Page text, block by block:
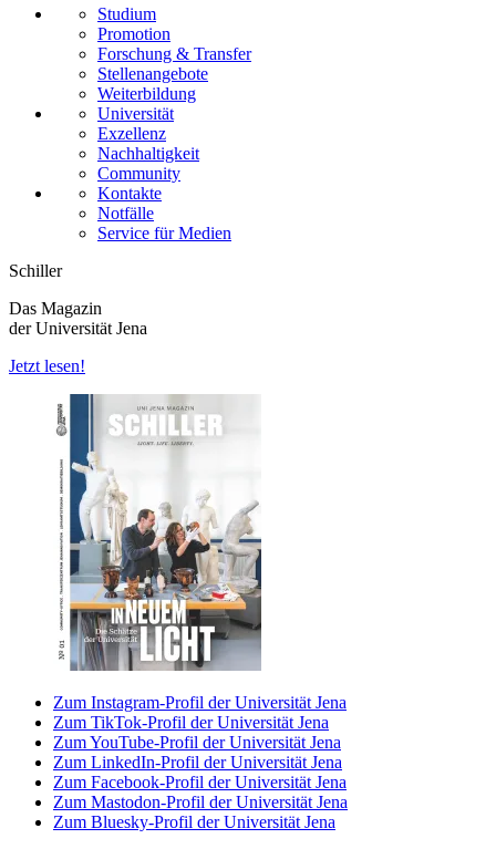
Studium
Promotion
Forschung & Transfer
Stellenangebote
Weiterbildung
Universität
Exzellenz
Nachhaltigkeit
Community
Kontakte
Notfälle
Service für Medien
Schiller
Das Magazin
der Universität Jena
Jetzt lesen!
Zum Instagram-Profil der Universität Jena
Zum TikTok-Profil der Universität Jena
Zum YouTube-Profil der Universität Jena
Zum LinkedIn-Profil der Universität Jena
Zum Facebook-Profil der Universität Jena
Zum Mastodon-Profil der Universität Jena
Zum Bluesky-Profil der Universität Jena